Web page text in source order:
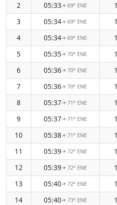
2
05:33↑69° ENE
3
05:34↑69° ENE
4
05:34↑69° ENE
5
05:35↑70° ENE
6
05:36↑70° ENE
7
05:36↑70° ENE
8
05:37↑71° ENE
9
05:37↑71° ENE
10
05:38↑71° ENE
11
05:39↑72° ENE
12
05:39↑72° ENE
13
05:40↑72° ENE
14
05:40↑73° ENE